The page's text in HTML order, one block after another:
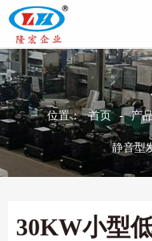
位置： 首页 - 产
静音型
30KW小型